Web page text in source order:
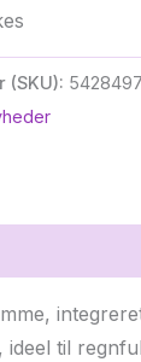
(SKU):
til